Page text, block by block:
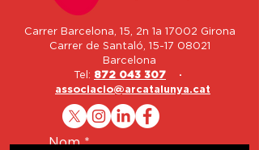
Carrer Barcelona, 15, 2n 1a 17002 Girona
Carrer de Santaló, 15-17 08021
Barcelona
Tel: 872 043 307 ·
associacio@arcatalunya.cat
Nom